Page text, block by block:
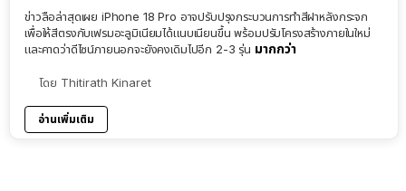
ข่าวลือล่าสุดเผย iPhone 18 Pro อาจปรับปรุงกระบวนการทำสีฝาหลังกระจก
เพื่อให้สีตรงกับเฟรมอะลูมิเนียมได้แนบเนียนขึ้น พร้อมปรับโครงสร้างภายในใหม่
และคาดว่าดีไซน์ภายนอกจะยังคงเดิมไปอีก 2-3 รุ่น มากกว่า
โดย Thitirath Kinaret
อ่านเพิ่มเติม